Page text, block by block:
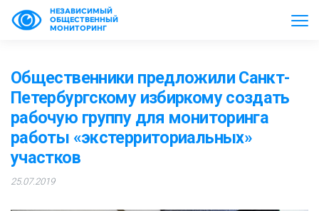
НЕЗАВИСИМЫЙ
ОБЩЕСТВЕННЫЙ
МОНИТОРИНГ
Общественники предложили Санкт-
Петербургскому избиркому создать
рабочую группу для мониторинга
работы «экстерриториальных»
участков
25.07.2019